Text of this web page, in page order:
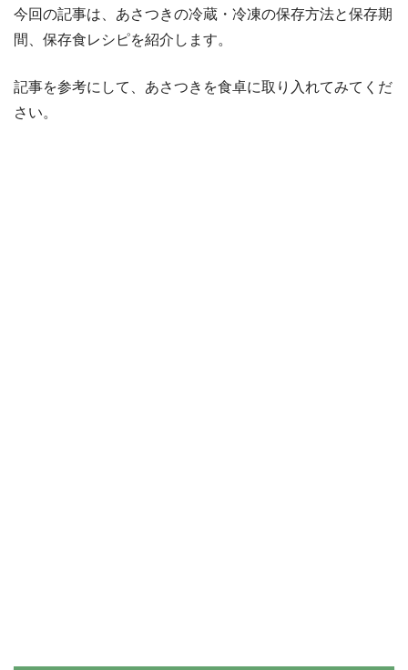
今回の記事は、あさつきの冷蔵・冷凍の保存方法と保存期
間、保存食レシピを紹介します。
記事を参考にして、あさつきを食卓に取り入れてみてくだ
さい。